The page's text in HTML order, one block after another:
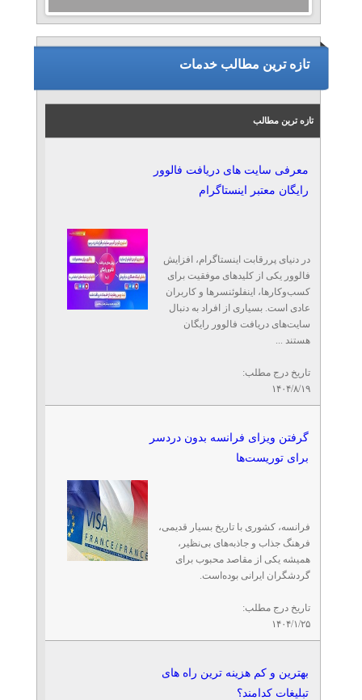
تازه ترین مطالب خدمات
تازه ترین مطالب
معرفی سایت‌ های دریافت فالوور
رایگان معتبر اینستاگرام
در دنیای پررقابت اینستاگرام، افزایش
فالوور یکی از کلیدهای موفقیت برای
کسب‌وکارها، اینفلوئنسرها و کاربران
عادی است. بسیاری از افراد به دنبال
سایت‌های دریافت فالوور رایگان
هستند ...
تاریخ درج مطلب:
۱۴۰۴/۸/۱۹
گرفتن ویزای فرانسه بدون دردسر
برای توریست‌ها
فرانسه، کشوری با تاریخ بسیار قدیمی،
فرهنگ جذاب و جاذبه‌های بی‌نظیر،
همیشه یکی از مقاصد محبوب برای
گردشگران ایرانی بوده‌است.
تاریخ درج مطلب:
۱۴۰۴/۱/۲۵
بهترین و کم هزینه ترین راه های
تبلیغات کدامند؟